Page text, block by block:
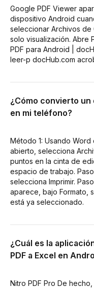
Google PDF Viewer
dispositivo Android
seleccionar Archivos
solo visualización. Abre
PDF para Android |
leer-p docHub.com
¿Cómo convierto un
en mi teléfono?
Método 1: Usando
abierto, selecciona
puntos en la cinta de
espacio de trabajo.
selecciona Imprimir.
aparece, bajo Formato,
está ya seleccionado.
¿Cuál es la
PDF a Excel en
Nitro PDF Pro De